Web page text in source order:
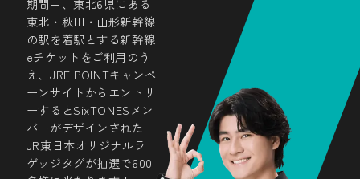
ハッシュタグをつけて
思い出を共有しよう
#EnjoySixTONES_EnjoyShinKANSEN
期間中、東北6県にある
東北・秋田・山形新幹線
の駅を着駅とする新幹線
eチケットをご利用のう
え、JRE POINTキャンペ
ーンサイトからエントリ
ーするとSixTONESメン
バーがデザインされた
JR東日本オリジナルラ
ゲッジタグが抽選で600